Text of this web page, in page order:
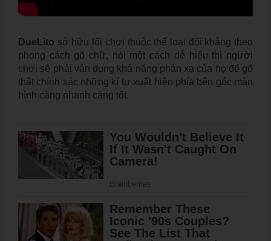
DueLito sở hữu lối chơi thuộc thể loại đối kháng theo
phong cách gõ chữ, nói một cách dễ hiểu thì người
chơi sẽ phải vận dụng khả năng phản xạ của họ để gõ
thật chính xác những kí tự xuất hiện phía bên góc màn
hình càng nhanh càng tốt.